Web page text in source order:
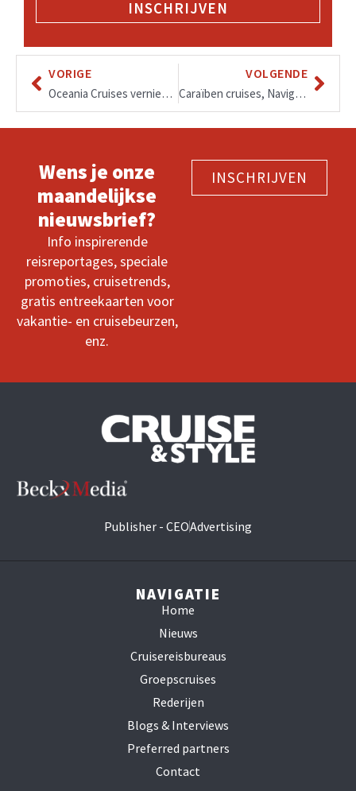
INSCHRIJVEN
VORIGE
Oceania Cruises vernieuwt haar menu’s, regionale bereidingen van Frans en Spaans tot Cubaans en Polynesisch.
VOLGENDE
Caraïben cruises, Navigator of the Seas
Wens je onze
maandelijkse
nieuwsbrief?
Info inspirerende
reisreportages, speciale
promoties, cruisetrends,
gratis entreekaarten voor
vakantie- en cruisebeurzen,
enz.
INSCHRIJVEN
Publisher - CEOAdvertising
NAVIGATIE
Home
Nieuws
Cruisereisbureaus
Groepscruises
Rederijen
Blogs & Interviews
Preferred partners
Contact